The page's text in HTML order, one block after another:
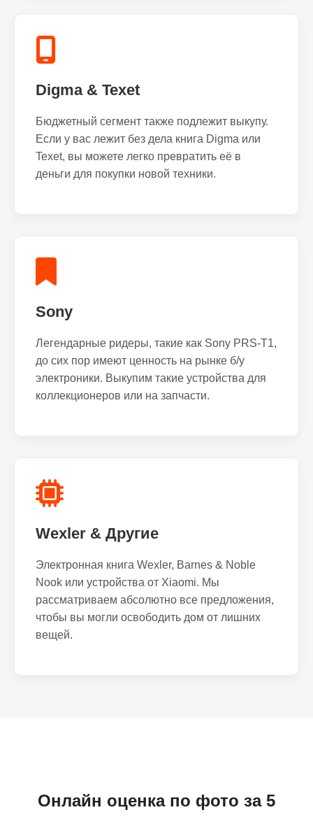
Digma & Texet
Бюджетный сегмент также подлежит выкупу.
Если у вас лежит без дела книга Digma или
Texet, вы можете легко превратить её в
деньги для покупки новой техники.
Sony
Легендарные ридеры, такие как Sony PRS-T1,
до сих пор имеют ценность на рынке б/у
электроники. Выкупим такие устройства для
коллекционеров или на запчасти.
Wexler & Другие
Электронная книга Wexler, Barnes & Noble
Nook или устройства от Xiaomi. Мы
рассматриваем абсолютно все предложения,
чтобы вы могли освободить дом от лишних
вещей.
Онлайн оценка по фото за 5